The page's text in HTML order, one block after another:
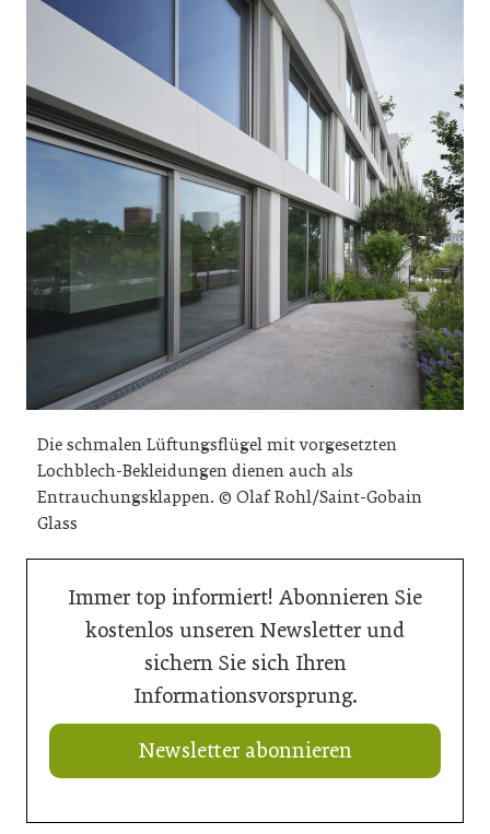
Die schmalen Lüftungsflügel mit vorgesetzten
Lochblech-Bekleidungen dienen auch als
Entrauchungsklappen. © Olaf Rohl/Saint-Gobain
Glass
Immer top informiert! Abonnieren Sie
kostenlos unseren Newsletter und
sichern Sie sich Ihren
Informationsvorsprung.
Newsletter abonnieren